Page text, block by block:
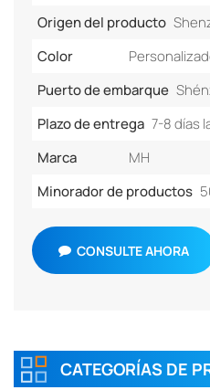
Origen del producto
Color
Puerto de embarque
Plazo de entrega 7-8 días
Marca
MH
Minorador de productos
CONSULTE AHORA
CATEGORÍAS DE